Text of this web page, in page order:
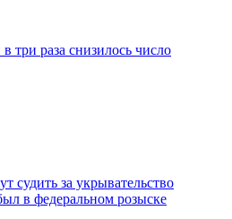
три раза снизилось число
судить за укрывательство
в федеральном розыске